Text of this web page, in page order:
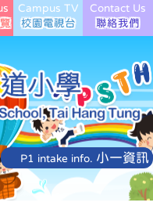
Campus TV Contact Us
P1 intake info. 小一資訊